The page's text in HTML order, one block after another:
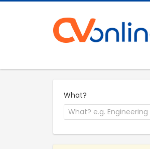
What?